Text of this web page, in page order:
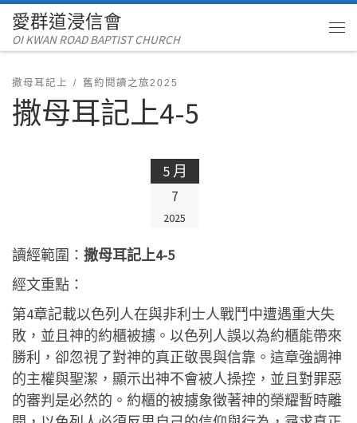
Skip to content
愛群道浸信會
OI KWAN ROAD BAPTIST CHURCH
撒母耳記上 舊約閱讀之旅2025
撒母耳記上4-5
5 月
7
2025
讀經範圍： 撒母耳記上4-5
經文重點：
第4章記載以色列人在與非利士人戰鬥中遭遇重大失
敗，並且神的約櫃被擄。以色列人誤以為約櫃能帶來
勝利，卻忽視了對神的真正敬畏與信靠。這章強調神
的主權與聖潔，顯示出神不會被人操控，並且對罪惡
的審判是必然的。約櫃的被擄象徵著神的榮耀暫時離